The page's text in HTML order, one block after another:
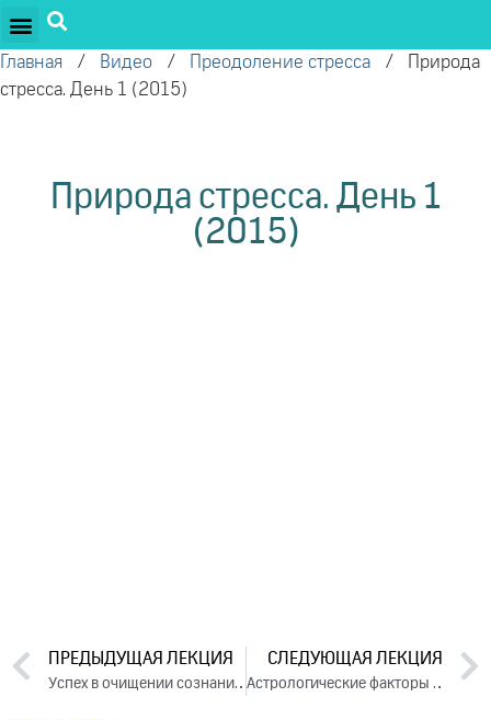
Главная / Видео / Преодоление стресса /
Природа
стресса. День 1 (2015)
Природа стресса. День 1
(2015)
ПРЕДЫДУЩАЯ ЛЕКЦИЯ
Успех в очищении сознания и наставничестве (2015)
СЛЕДУЮЩАЯ ЛЕКЦИЯ
Астрологические факторы возникновения стресса. День 2. Часть 1 (2015)